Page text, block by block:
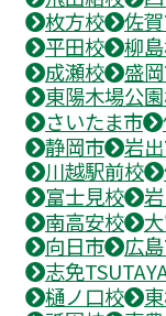
枚方校
佐
平田校
柳
成瀬校
盛
東陽木場公
さいたま市
静岡市
岩
川越駅前校
富士見校
南高安校
向日市
広
志免
樋ノ口校